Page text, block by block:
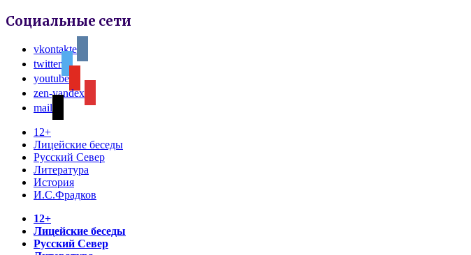
Социальные сети
vkontakte
twitter
youtube
zen-yandex
mail
12+
Лицейские беседы
Русский Север
Литература
История
И.С.Фрадков
12+
Лицейские беседы
Русский Север